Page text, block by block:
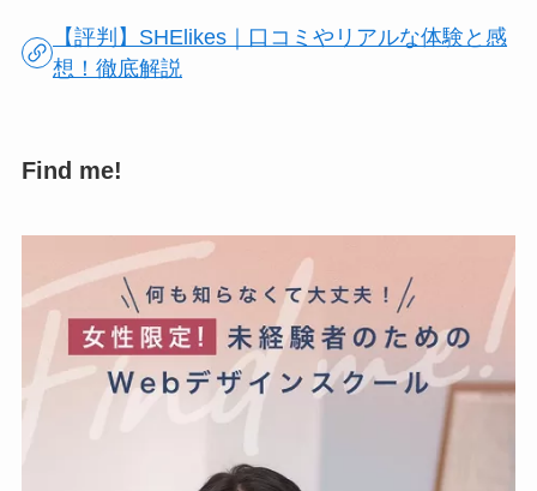
【評判】SHElikes｜口コミやリアルな体験と感
想！徹底解説
Find me!